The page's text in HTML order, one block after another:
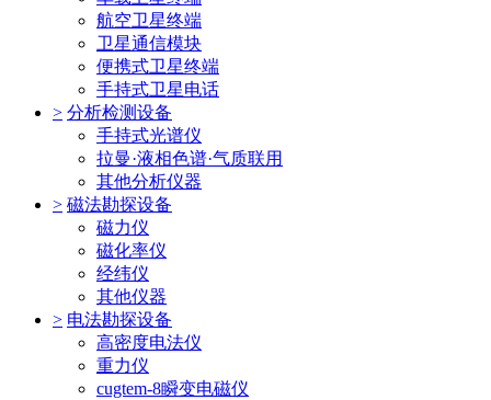
航空卫星终端
卫星通信模块
便携式卫星终端
手持式卫星电话
> 分析检测设备
手持式光谱仪
拉曼·液相色谱·气质联用
其他分析仪器
> 磁法勘探设备
磁力仪
磁化率仪
经纬仪
其他仪器
> 电法勘探设备
高密度电法仪
重力仪
cugtem-8瞬变电磁仪